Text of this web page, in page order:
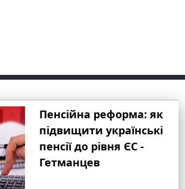
Пенсійна реформа: як
підвищити українські
пенсії до рівня ЄС -
Гетманцев